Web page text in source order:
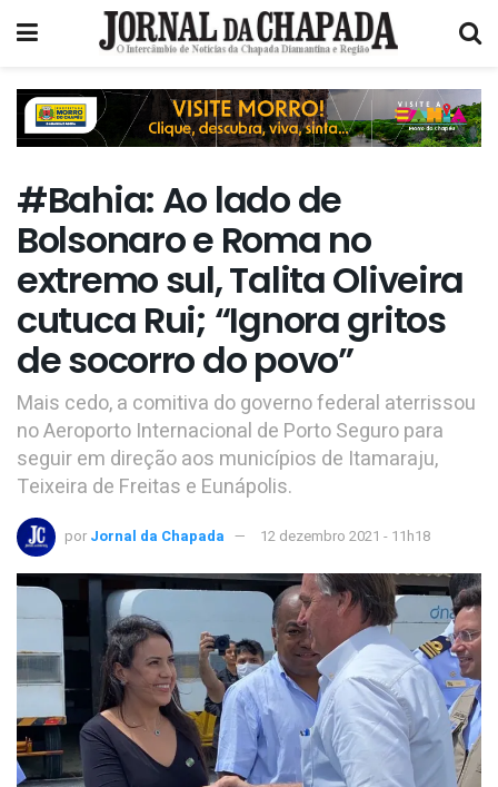
#Bahia: Ao lado de
Bolsonaro e Roma no
extremo sul, Talita Oliveira
cutuca Rui; “Ignora gritos
de socorro do povo”
Mais cedo, a comitiva do governo federal aterrissou
no Aeroporto Internacional de Porto Seguro para
seguir em direção aos municípios de Itamaraju,
Teixeira de Freitas e Eunápolis.
por Jornal da Chapada 12 dezembro 2021 - 11h18